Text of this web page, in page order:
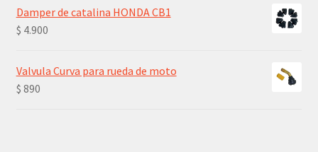
originalactual
Damper de catalina HONDA CB1
$ 4.900
Valvula Curva para rueda de moto
$ 890